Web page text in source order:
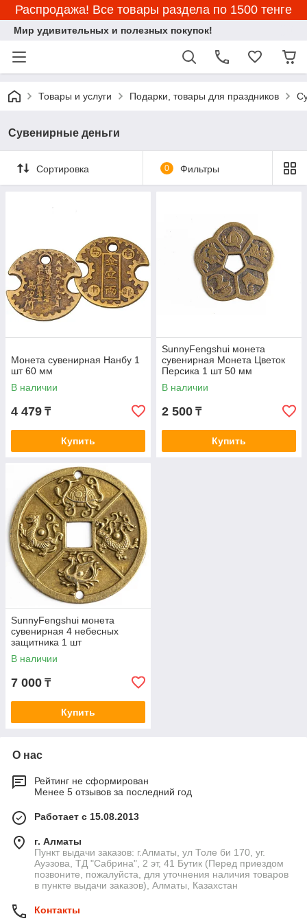
Распродажа! Все товары раздела по 1500 тенге
Мир удивительных и полезных покупок!
Товары и услуги Подарки, товары для праздников
Сувенирные деньги
Сортировка 0 Фильтры
Монета сувенирная Нанбу 1
шт 60 мм
В наличии
4 479 ₸
Купить
SunnyFengshui монета
сувенирная Монета Цветок
Персика 1 шт 50 мм
В наличии
2 500 ₸
Купить
SunnyFengshui монета
сувенирная 4 небесных
защитника 1 шт
В наличии
7 000 ₸
Купить
О нас
Рейтинг не сформирован
Менее 5 отзывов за последний год
Работает с 15.08.2013
г. Алматы
Пункт выдачи заказов: г.Алматы, ул Толе би 170, уг.
Ауэзова, ТД "Сабрина", 2 эт, 41 Бутик (Перед приездом
позвоните, пожалуйста, для уточнения наличия товаров
в пункте выдачи заказов), Алматы, Казахстан
Контакты